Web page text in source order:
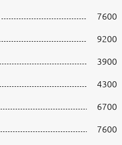
7600
9200
3900
4300
6700
7600